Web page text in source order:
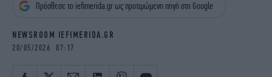
OSCARS
THE OCEAN
Πρόσθεσε το iefimerida.gr ως προτιμώμενη πηγή στη Google
NEWSROOM IEFIMERIDA.GR
20/05/2026 07:17